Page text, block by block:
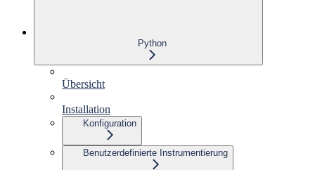
Python
Übersicht
Installation
Konfiguration
Benutzerdefinierte Instrumentierung